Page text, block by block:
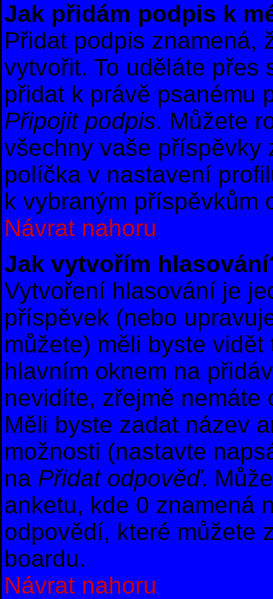
Jak přidám podpis k
Přidat podpis znamená,
vytvořit. To uděláte přes
přidat k právě psanému
Připojit podpis. Můžete
všechny vaše příspěvky
políčka v nastavení
k vybraným příspěvkům
Návrat nahoru
Jak vytvořím
Vytvoření hlasování je
příspěvek (nebo
můžete) měli byste
hlavním oknem na
nevidíte, zřejmě
Měli byste zadat název
možnosti (nastavte
na Přidat odpověď.
anketu, kde 0 znamená
odpovědí, které můžete
boardu.
Návrat nahoru